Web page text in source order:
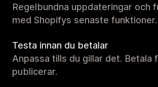
Regelbundna uppdateringar och
med Shopifys senaste funktioner.
Testa innan du betalar
Anpassa tills du gillar det. Betala
publicerar.